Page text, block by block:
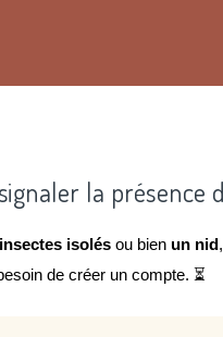
la présence
insectes isolés ou bien un nid
de créer un compte. ⏳